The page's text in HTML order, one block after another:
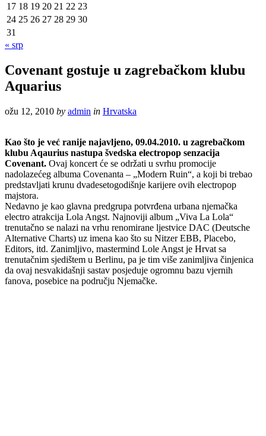
17 18 19 20 21 22 23
24 25 26 27 28 29 30
31
« srp
Covenant gostuje u zagrebačkom klubu
Aquarius
ožu 12, 2010 by admin in Hrvatska
Kao što je već ranije najavljeno, 09.04.2010. u zagrebačkom
klubu Aqaurius nastupa švedska electropop senzacija
Covenant. Ovaj koncert će se održati u svrhu promocije
nadolazećeg albuma Covenanta – „Modern Ruin“, a koji bi trebao
predstavljati krunu dvadesetogodišnje karijere ovih electropop
majstora.
Nedavno je kao glavna predgrupa potvrđena urbana njemačka
electro atrakcija Lola Angst. Najnoviji album „Viva La Lola“
trenutačno se nalazi na vrhu renomirane ljestvice DAC (Deutsche
Alternative Charts) uz imena kao što su Nitzer EBB, Placebo,
Editors, itd. Zanimljivo, mastermind Lole Angst je Hrvat sa
trenutačnim sjedištem u Berlinu, pa je tim više zanimljiva činjenica
da ovaj nesvakidašnji sastav posjeduje ogromnu bazu vjernih
fanova, posebice na području Njemačke.